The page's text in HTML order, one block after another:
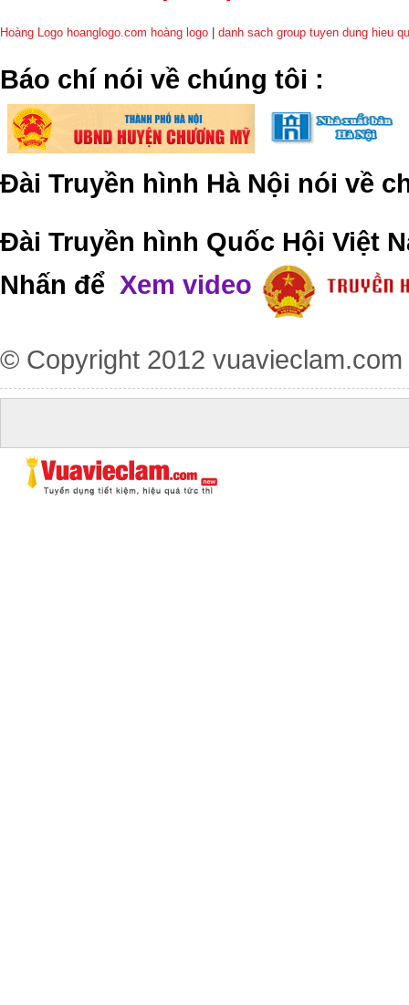
Hoàng Logo hoanglogo.com hoàng logo danh sach group tuyen dung hieu
​Báo chí nói về chúng tôi :
Đài Truyền hình Hà Nội nói về
Đài Truyền hình Quốc Hội Việt
Nhấn để Xem video
© Copyright 2012 vuavieclam.com